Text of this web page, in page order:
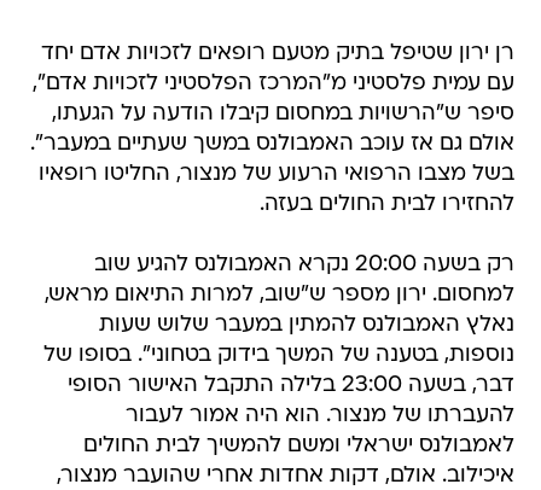
רן ירון שטיפל בתיק מטעם רופאים לזכויות אדם יחד
עם עמית פלסטיני מ"המרכז הפלסטיני לזכויות אדם",
סיפר ש"הרשויות במחסום קיבלו הודעה על הגעתו,
אולם גם אז עוכב האמבולנס במשך שעתיים במעבר".
בשל מצבו הרפואי הרעוע של מנצור, החליטו רופאיו
להחזירו לבית החולים בעזה.
רק בשעה 20:00 נקרא האמבולנס להגיע שוב
למחסום. ירון מספר ש"שוב, למרות התיאום מראש,
נאלץ האמבולנס להמתין במעבר שלוש שעות
נוספות, בטענה של המשך בידוק בטחוני". בסופו של
דבר, בשעה 23:00 בלילה התקבל האישור הסופי
להעברתו של מנצור. הוא היה אמור לעבור
לאמבולנס ישראלי ומשם להמשיך לבית החולים
איכילוב. אולם, דקות אחדות אחרי שהועבר מנצור,